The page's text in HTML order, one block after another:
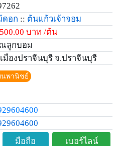
ดอก :: ต้นแก้วเจ้าจอม
บาท /ต้น
ลูกบอม
มืองปราจีนบุรี จ.ปราจีนบุรี
นพานิชย์
มือถือ เบอร์ไลน์